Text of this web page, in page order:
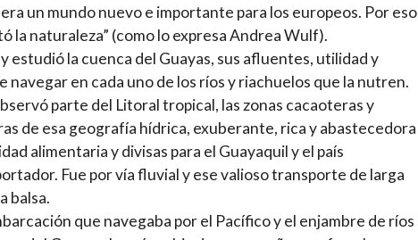
un mundo nuevo e importante para los europeos. Por eso
la naturaleza” (como lo expresa Andrea Wulf).
estudió la cuenca del Guayas, sus afluentes, utilidad y
navegar en cada uno de los ríos y riachuelos que la nutren.
parte del Litoral tropical, las zonas cacaoteras y
de esa geografía hídrica, exuberante, rica y abastecedora
alimentaria y divisas para el Guayaquil y el país
Fue por vía fluvial y ese valioso transporte de larga
balsa.
que navegaba por el Pacífico y el enjambre de ríos